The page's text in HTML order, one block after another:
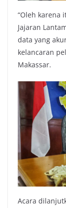
“Oleh karena
Jajaran
data yang
kelancaran
Makassar.
Acara